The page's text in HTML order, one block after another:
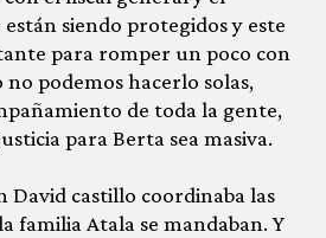
siendo protegidos y este
para romper un poco con
no podemos hacerlo solas,
de toda la gente,
para Berta sea masiva.
David castillo coordinaba las
familia Atala se mandaban. Y